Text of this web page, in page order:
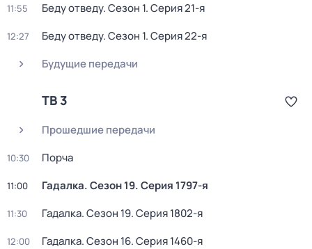
11:55 Беду отведу. Сезон 1. Серия 21-я
12:27 Беду отведу. Сезон 1. Серия 22-я
Будущие передачи
ТВ 3
Прошедшие передачи
10:30 Порча
11:00 Гадалка. Сезон 19. Серия 1797-я
11:30 Гадалка. Сезон 19. Серия 1802-я
12:00 Гадалка. Сезон 16. Серия 1460-я